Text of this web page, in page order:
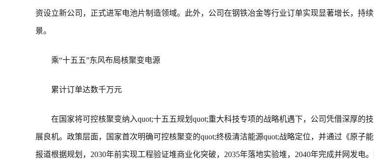
资设立新公司，正式进军电池片制造领域。此外，公司在钢铁冶金等行业订单实现显著增长，持
景。
乘“十五五”东风布局核聚变电源
累计订单达数千万元
在国家将可控核聚变纳入quot;十五五规划quot;重大科技专项的战略机遇下，公司凭借深厚的
展良机。政策层面，国家首次明确可控核聚变的quot;终极清洁能源quot;战略定位，并通过《原子
报道根据规划，2030年前实现工程验证堆商业化突破，2035年落地实验堆，2040年完成并网发电